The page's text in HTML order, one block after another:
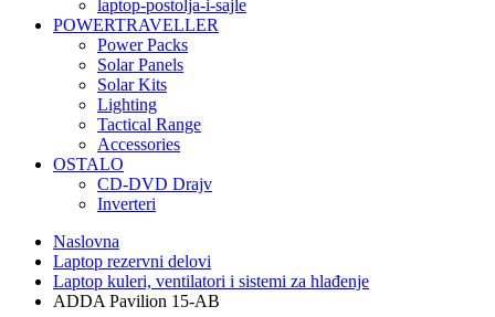
laptop-postolja-i-sajle
POWERTRAVELLER
Power Packs
Solar Panels
Solar Kits
Lighting
Tactical Range
Accessories
OSTALO
CD-DVD Drajv
Inverteri
Naslovna
Laptop rezervni delovi
Laptop kuleri, ventilatori i sistemi za hlađenje
ADDA Pavilion 15-AB